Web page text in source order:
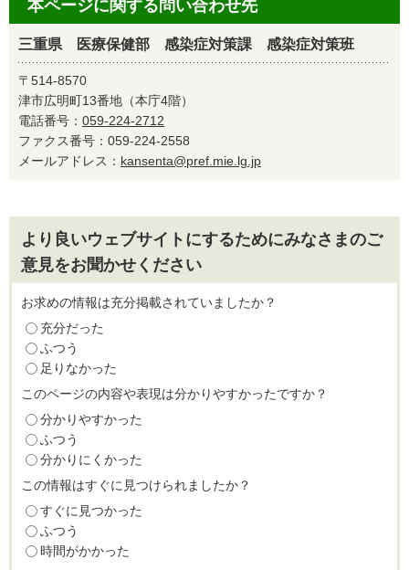
本ページに関する問い合わせ先
三重県 医療保健部 感染症対策課 感染症対策班
〒514-8570
津市広明町13番地（本庁4階）
電話番号： 059-224-2712
ファクス番号：059-224-2558
メールアドレス： kansenta@pref.mie.lg.jp
より良いウェブサイトにするためにみなさまのご
意見をお聞かせください
お求めの情報は充分掲載されていましたか？
充分だった
ふつう
足りなかった
このページの内容や表現は分かりやすかったですか？
分かりやすかった
ふつう
分かりにくかった
この情報はすぐに見つけられましたか？
すぐに見つかった
ふつう
時間がかかった